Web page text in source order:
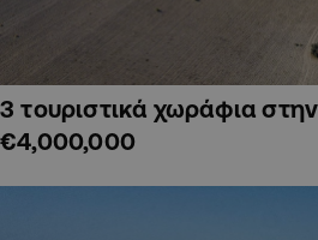
3 τουριστικά χωράφια
€4,000,000